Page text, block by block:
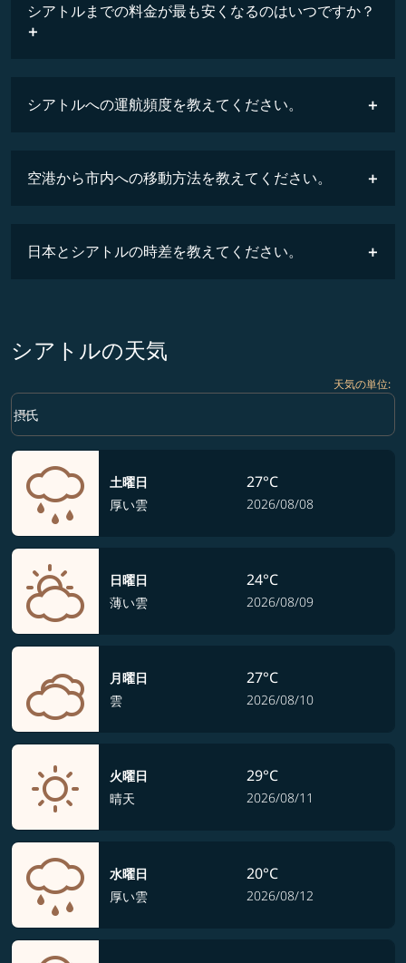
シアトルまでの料金が最も安くなるのはいつですか？
シアトルへの運航頻度を教えてください。
時刻表
空港から市内への移動方法を教えてください。
日本とシアトルの時差を教えてください。
シアトルの天気
天気の単位:
Weather unit option 摂氏 Selected
摂氏
keyboard_arrow_down
土曜日
厚い雲
27°C
2026/08/08
日曜日
薄い雲
24°C
2026/08/09
月曜日
雲
27°C
2026/08/10
火曜日
晴天
29°C
2026/08/11
水曜日
厚い雲
20°C
2026/08/12